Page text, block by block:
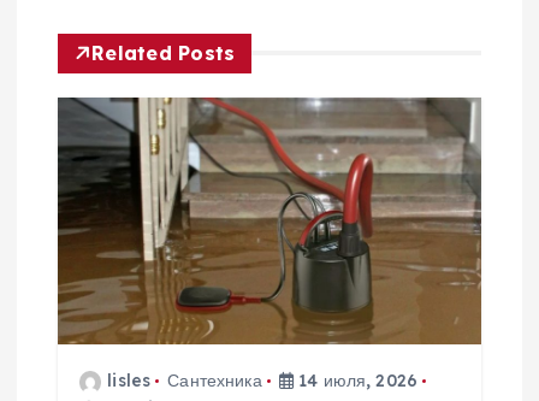
и
я
п
о
з
а
Related Posts
lisles Сантехника
14 июля, 2026